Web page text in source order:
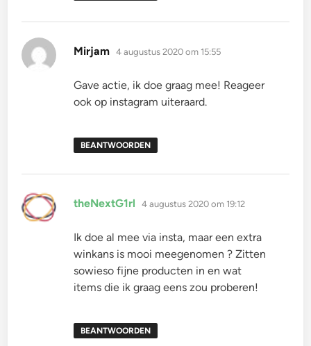
Mirjam schreef:
4 augustus 2020 om 15:55
Gave actie, ik doe graag mee! Reageer
ook op instagram uiteraard.
BEANTWOORDEN
theNextG1rl schreef:
4 augustus 2020 om 19:12
Ik doe al mee via insta, maar een extra
winkans is mooi meegenomen ? Zitten
sowieso fijne producten in en wat
items die ik graag eens zou proberen!
BEANTWOORDEN